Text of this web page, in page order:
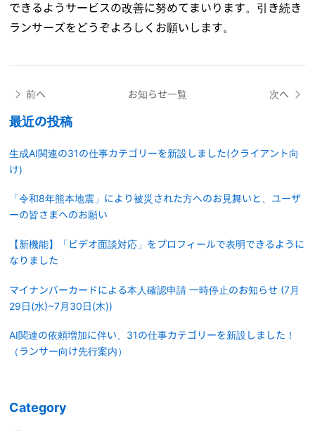
できるようサービスの改善に努めてまいります。引き続き
ランサーズをどうぞよろしくお願いします。
前へ お知らせ一覧 次へ
最近の投稿
生成AI関連の31の仕事カテゴリーを新設しました(クライアント向
け)
「令和8年熊本地震」により被災された方へのお見舞いと、ユーザ
ーの皆さまへのお願い
【新機能】「ビデオ面談対応」をプロフィールで表明できるように
なりました
マイナンバーカードによる本人確認申請 一時停止のお知らせ (7月
29日(水)~7月30日(木))
AI関連の依頼増加に伴い、31の仕事カテゴリーを新設しました！
（ランサー向け先行案内）
Category